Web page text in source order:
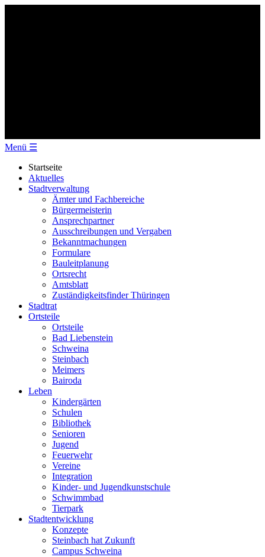
Menü ☰
Startseite
Aktuelles
Stadtverwaltung
Ämter und Fachbereiche
Bürgermeisterin
Ansprechpartner
Ausschreibungen und Vergaben
Bekanntmachungen
Formulare
Bauleitplanung
Ortsrecht
Amtsblatt
Zuständigkeitsfinder Thüringen
Stadtrat
Ortsteile
Ortsteile
Bad Liebenstein
Schweina
Steinbach
Meimers
Bairoda
Leben
Kindergärten
Schulen
Bibliothek
Senioren
Jugend
Feuerwehr
Vereine
Integration
Kinder- und Jugendkunstschule
Schwimmbad
Tierpark
Stadtentwicklung
Konzepte
Steinbach hat Zukunft
Campus Schweina